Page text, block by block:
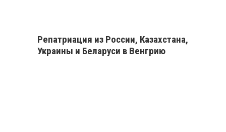
Репатриация из России, Казахстана,
Украины и Беларуси в Венгрию